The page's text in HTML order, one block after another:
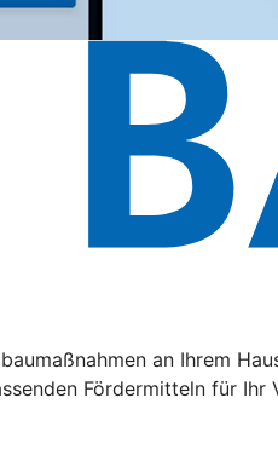
an Ihrem
Fördermitteln für